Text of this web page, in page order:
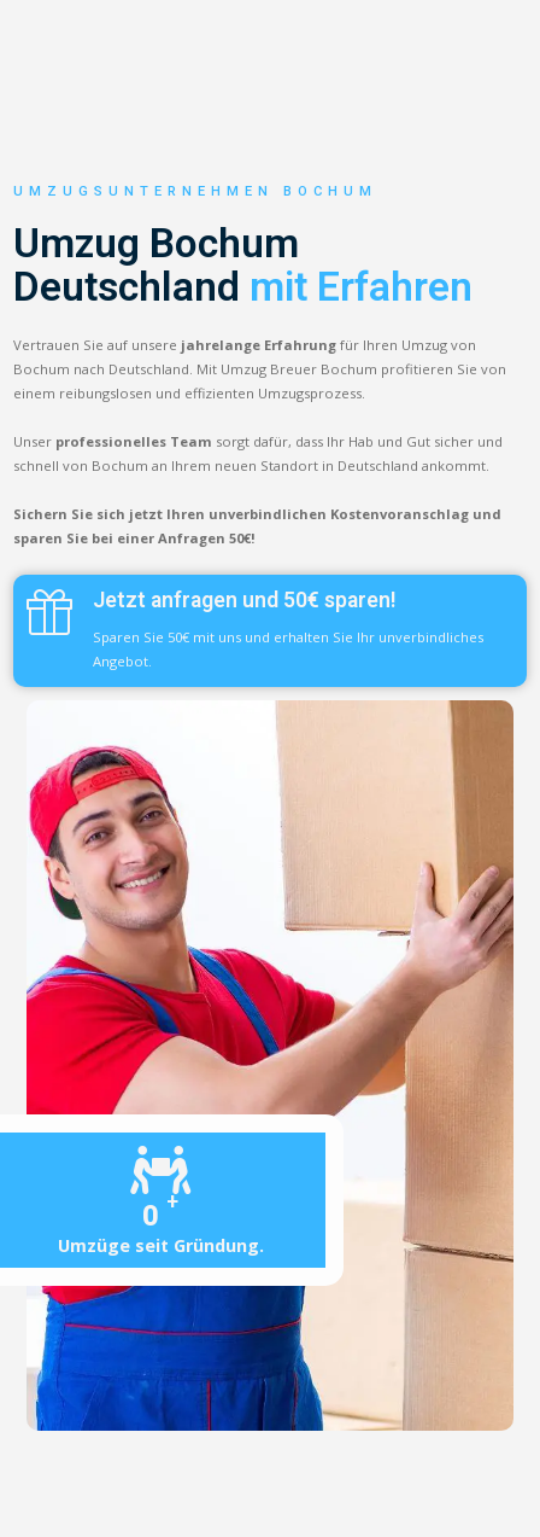
0 +
Umzüge seit Gründung.
UMZUGSUNTERNEHMEN BOCHUM
Umzug Bochum
Deutschland mit Erfahren
Vertrauen Sie auf unsere jahrelange Erfahrung für Ihren Umzug von
Bochum nach Deutschland. Mit Umzug Breuer Bochum profitieren Sie von
einem reibungslosen und effizienten Umzugsprozess.
Unser professionelles Team sorgt dafür, dass Ihr Hab und Gut sicher und
schnell von Bochum an Ihrem neuen Standort in Deutschland ankommt.
Sichern Sie sich jetzt Ihren unverbindlichen Kostenvoranschlag und
sparen Sie bei einer Anfragen 50€!
Jetzt anfragen und 50€ sparen!
Sparen Sie 50€ mit uns und erhalten Sie Ihr unverbindliches
Angebot.